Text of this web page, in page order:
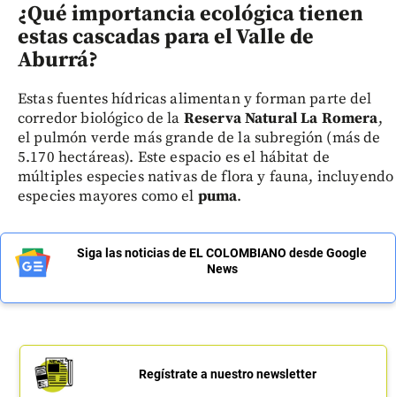
¿Qué importancia ecológica tienen
estas cascadas para el Valle de
Aburrá?
Estas fuentes hídricas alimentan y forman parte del
corredor biológico de la Reserva Natural La Romera,
el pulmón verde más grande de la subregión (más de
5.170 hectáreas). Este espacio es el hábitat de
múltiples especies nativas de flora y fauna, incluyendo
especies mayores como el puma.
Siga las noticias de EL COLOMBIANO desde Google
News
Regístrate a nuestro newsletter